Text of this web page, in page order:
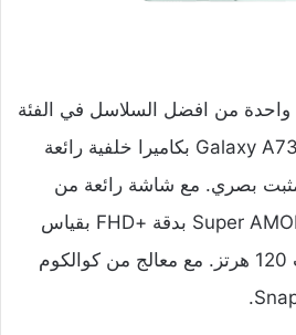
تعتبر سلسلة Galaxy A واحدة من افضل السلاسل في الفئة
المتوسطة، يتميز هاتف Galaxy A73 بكاميرا خلفية رائعة
بمثبت بصري. مع شاشة رائعة من
سامسونج من نوع Super AMOLED بدقة +FHD بقياس
6.7 بوصة بمعدل تحديث 120 هرتز. مع معالج من كوالكوم